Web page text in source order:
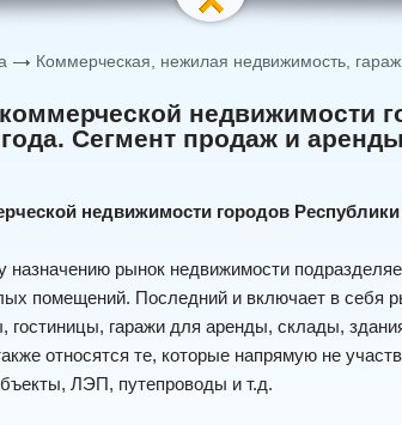
Коммерческая, нежилая недвижимость,
недвижимости
Сегмент продаж и аренды
недвижимости городов
рынок недвижимости
помещений. Последний и включает в себя
гостиницы, гаражи для аренды, склады,
относятся те, которые напрямую не
ЛЭП, путепроводы и т.д.